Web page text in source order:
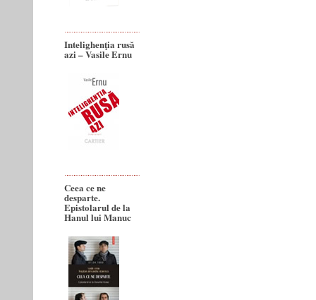
Intelighenţia rusă
azi – Vasile Ernu
Ceea ce ne
desparte.
Epistolarul de la
Hanul lui Manuc